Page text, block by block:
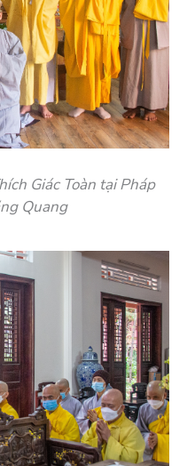
Giác Toàn tại Pháp
Quang